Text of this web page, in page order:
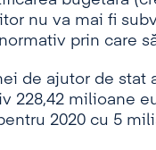
nu va mai fi
prin care
de ajutor de stat
228,42 milioane
2020 cu 5